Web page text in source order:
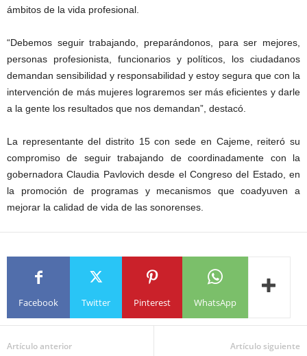
ámbitos de la vida profesional.
“Debemos seguir trabajando, preparándonos, para ser mejores,
personas profesionista, funcionarios y políticos, los ciudadanos
demandan sensibilidad y responsabilidad y estoy segura que con la
intervención de más mujeres lograremos ser más eficientes y darle
a la gente los resultados que nos demandan”, destacó.
La representante del distrito 15 con sede en Cajeme, reiteró su
compromiso de seguir trabajando de coordinadamente con la
gobernadora Claudia Pavlovich desde el Congreso del Estado, en
la promoción de programas y mecanismos que coadyuven a
mejorar la calidad de vida de las sonorenses.
Facebook Twitter Pinterest WhatsApp
Artículo anterior Artículo siguiente